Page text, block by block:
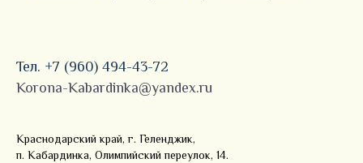
Тел. +7 (960) 494-43-72
Korona-Kabardinka@yandex.ru
Краснодарский край, г. Геленджик,
п. Кабардинка, Олимпийский переулок, 14.